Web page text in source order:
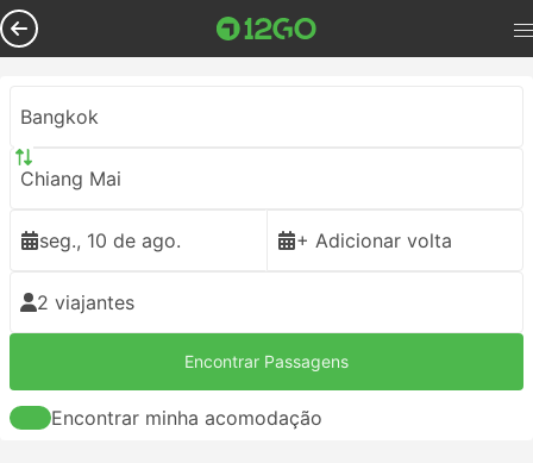
Bangkok
Chiang Mai
seg., 10 de ago. + Adicionar volta
2 viajantes
Encontrar Passagens
Encontrar minha acomodação